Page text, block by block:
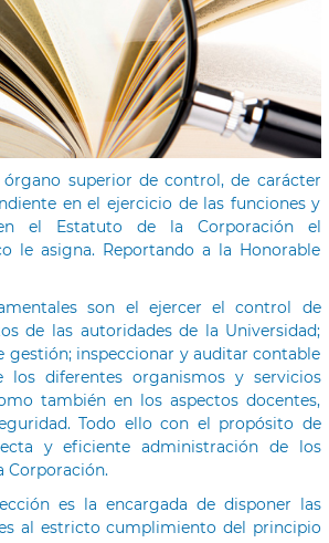
órgano superior de control, de carácter
en el ejercicio de las funciones y
el Estatuto de la Corporación el
le asigna. Reportando a la Honorable
son el ejercer el control de
de las autoridades de la Universidad;
gestión; inspeccionar y auditar contable
los diferentes organismos y servicios
también en los aspectos docentes,
Todo ello con el propósito de
y eficiente administración de los
Corporación.
es la encargada de disponer las
al estricto cumplimiento del principio